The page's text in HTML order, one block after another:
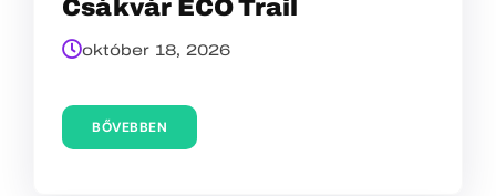
október 18, 2026
BŐVEBBEN